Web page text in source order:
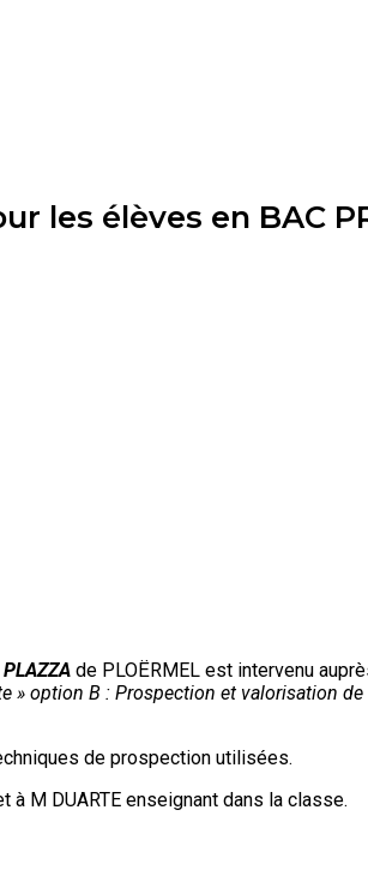
les élèves en BAC
de PLOËRMEL est intervenu
» option B : Prospection et valorisation de
de prospection utilisées.
M DUARTE enseignant dans la classe.